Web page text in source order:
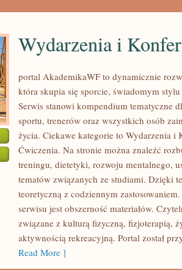
Wydarzenia i
portal AkademikaWF to dynamicznie
która skupia się sporcie, świadomym
Serwis stanowi kompendium tematyczne
sportu, trenerów oraz wszystkich osób
życia. Ciekawe kategorie to Wydarzenia i
Ćwiczenia. Na stronie można znaleźć
treningu, dietetyki, rozwoju mentalnego,
tematów związanych ze studiami. Dzięki
teoretyczną z codziennym
serwisu jest obszerność materiałów.
związane z kulturą fizyczną, fizjoterapią,
aktywnością rekreacyjną. Portal został
Read More ]